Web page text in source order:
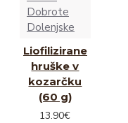
Dobrote
Dolenjske
Liofilizirane
hruške v
kozarčku
(60 g)
13.90€